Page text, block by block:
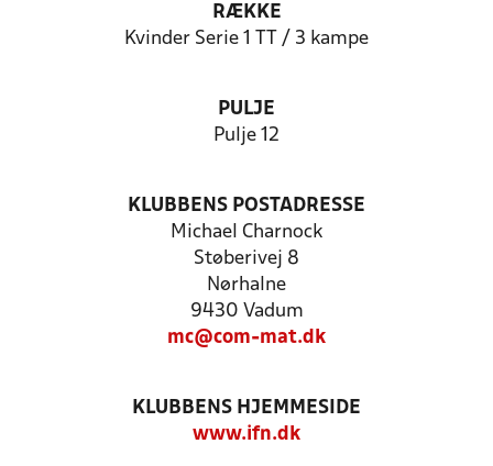
RÆKKE
Kvinder Serie 1 TT / 3 kampe
PULJE
Pulje 12
KLUBBENS POSTADRESSE
Michael Charnock
Støberivej 8
Nørhalne
9430 Vadum
mc@com-mat.dk
KLUBBENS HJEMMESIDE
www.ifn.dk